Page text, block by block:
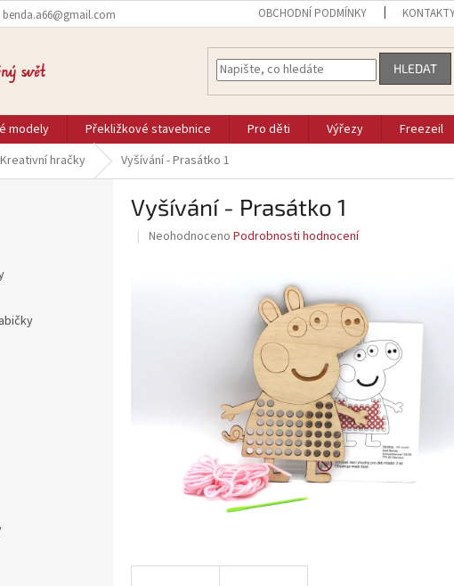
benda.a66@gmail.com OBCHODNÍ PODMÍNKY
svět HLEDAT
modely Překližkové stavebnice Pro děti Výřezy Freezeil
Kreativní hračky Vyšívání - Prasátko 1
Vyšívání - Prasátko 1
Průměrné
Neohodnoceno Podrobnosti hodnocení